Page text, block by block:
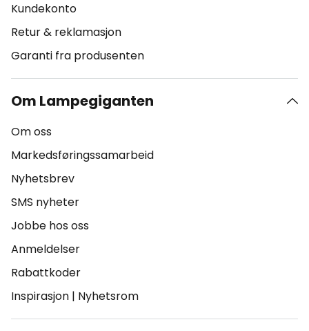
Kundekonto
Retur & reklamasjon
Garanti fra produsenten
Om Lampegiganten
Om oss
Markedsføringssamarbeid
Nyhetsbrev
SMS nyheter
Jobbe hos oss
Anmeldelser
Rabattkoder
Inspirasjon | Nyhetsrom